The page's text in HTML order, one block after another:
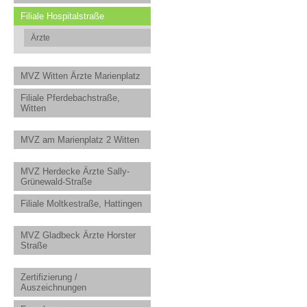
Filiale Hospitalstraße
Ärzte
MVZ Witten Ärzte Marienplatz
Filiale Pferdebachstraße,
Witten
MVZ am Marienplatz 2 Witten
MVZ Herdecke Ärzte Sally-
Grünewald-Straße
Filiale Moltkestraße, Hattingen
MVZ Gladbeck Ärzte Horster
Straße
Zertifizierung /
Auszeichnungen